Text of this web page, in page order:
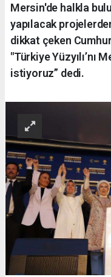
Mersin'de halkla
yapılacak
dikkat çeken
"Türkiye Yüzyılı’nı
istiyoruz” dedi.